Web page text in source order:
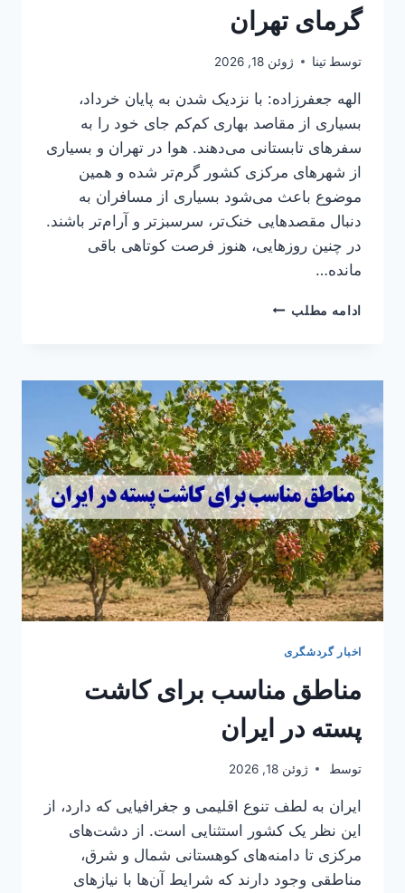
گرمای تهران
توسط تینا ژوئن 18, 2026
الهه جعفرزاده: با نزدیک شدن به پایان خرداد،
بسیاری از مقاصد بهاری کم‌کم جای خود را به
سفرهای تابستانی می‌دهند. هوا در تهران و بسیاری
از شهرهای مرکزی کشور گرم‌تر شده و همین
موضوع باعث می‌شود بسیاری از مسافران به
دنبال مقصدهایی خنک‌تر، سرسبزتر و آرام‌تر باشند.
در چنین روزهایی، هنوز فرصت کوتاهی باقی
مانده…
ادامه مطلب ۸
بکر
برای
سفرهای
آخر
خرداد؛
فرار
از
گرمای
تهران
اخبار گردشگری
مناطق مناسب برای کاشت
پسته در ایران
توسط ژوئن 18, 2026
ایران به لطف تنوع اقلیمی و جغرافیایی که دارد، از
این نظر یک کشور استثنایی است. از دشت‌های
مرکزی تا دامنه‌های کوهستانی شمال و شرق،
مناطقی وجود دارند که شرایط آن‌ها با نیازهای